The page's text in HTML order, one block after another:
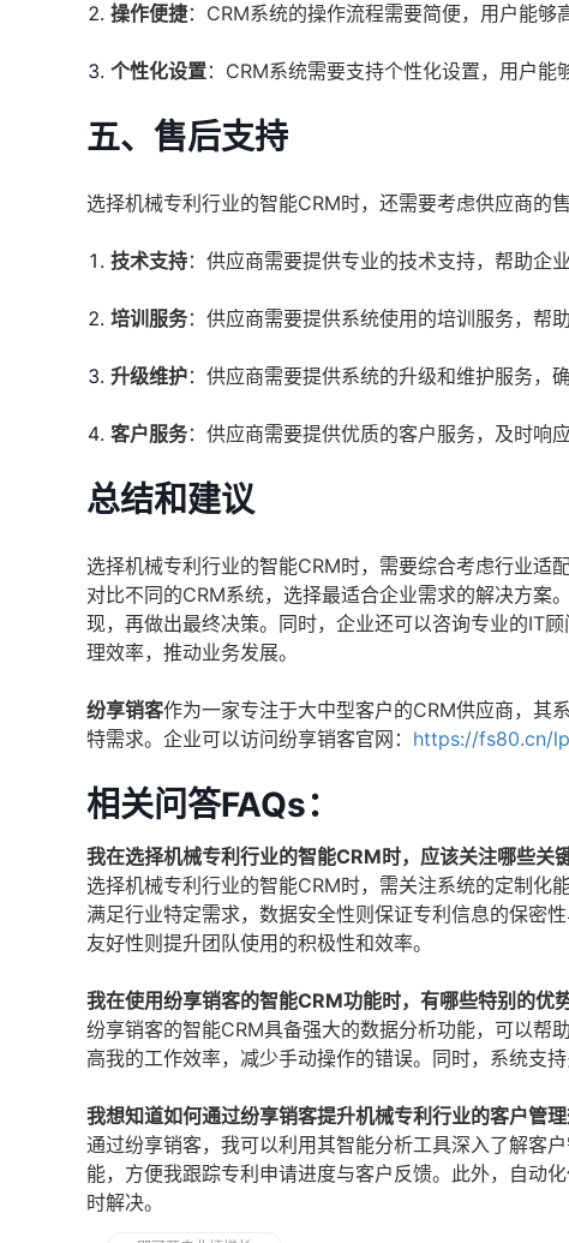
操作便捷：CRM系统的操作流程需要简便，用户能够
个性化设置：CRM系统需要支持个性化设置，用户能
五、售后支持
选择机械专利行业的智能CRM时，还需要考虑供应商的售
技术支持：供应商需要提供专业的技术支持，帮助企
培训服务：供应商需要提供系统使用的培训服务，帮
升级维护：供应商需要提供系统的升级和维护服务，
客户服务：供应商需要提供优质的客户服务，及时响
总结和建议
选择机械专利行业的智能CRM时，需要综合考虑行业适
对比不同的CRM系统，选择最适合企业需求的解决方案
现，再做出最终决策。同时，企业还可以咨询专业的IT
理效率，推动业务发展。
纷享销客作为一家专注于大中型客户的CRM供应商，其
特需求。企业可以访问纷享销客官网： https://fs80.cn/
相关问答FAQs：
我在选择机械专利行业的智能CRM时，应该关注哪些关
选择机械专利行业的智能CRM时，需关注系统的定制化
满足行业特定需求，数据安全性则保证专利信息的保密
友好性则提升团队使用的积极性和效率。
我在使用纷享销客的智能CRM功能时，有哪些特别的优势
纷享销客的智能CRM具备强大的数据分析功能，可以帮
高我的工作效率，减少手动操作的错误。同时，系统支
我想知道如何通过纷享销客提升机械专利行业的客户管理
通过纷享销客，我可以利用其智能分析工具深入了解客
能，方便我跟踪专利申请进度与客户反馈。此外，自动
时解决。